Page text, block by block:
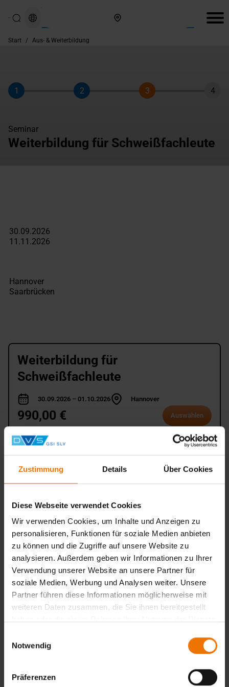
Zustimmung Details Über Cookies
Diese Webseite verwendet Cookies
Wir verwenden Cookies, um Inhalte und Anzeigen zu
personalisieren, Funktionen für soziale Medien anbieten
zu können und die Zugriffe auf unsere Website zu
analysieren. Außerdem geben wir Informationen zu Ihrer
Verwendung unserer Website an unsere Partner für
soziale Medien, Werbung und Analysen weiter. Unsere
Partner führen diese Informationen möglicherweise mit
weiteren Daten zusammen, die Sie ihnen bereitgestellt
Notwendig
Präferenzen
Start / Aus- & Weiterbildung
Schritt
1
Schritt
2
Schritt
3 4
Seminar
Weiterbildung für Schweißfachleute
Weiterbildung für
Schweißfachleute
30.09.2026 – 01.10.2026 Hannover
990,00 € Auswählen
Weiterbildung für
Schweißfachleute
11.11.2026 Saarbrücken
690,00 € Auswählen
Zurück
Noch keine Auswahl getroffen